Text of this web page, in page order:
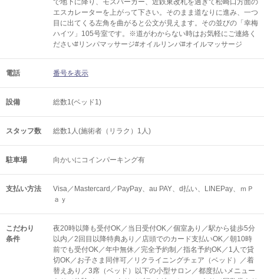
で地下に降り、モスバーガー、近鉄東改札を過ぎて松崎口方面の
エスカレーターを上がって下さい。そのまま道なりに進み、一つ
目に出てくる左角を曲がると公文が見えます。その並びの「幸梅
ハイツ」105号室です。※道がわからない時はお気軽にご連絡く
ださい#リンパマッサージ#オイルリンパ#オイルマッサージ
電話 番号を表示
設備 総数1(ベッド1)
スタッフ数 総数1人(施術者（リラク）1人)
駐車場 向かいにコインパーキング有
支払い方法
Visa／Mastercard／PayPay、au PAY、d払い、LINEPay、ｍＰ
ａｙ
こだわり
条件
夜20時以降も受付OK／当日受付OK／個室あり／駅から徒歩5分
以内／2回目以降特典あり／店頭でのカード支払いOK／朝10時
前でも受付OK／年中無休／完全予約制／指名予約OK／1人で貸
切OK／お子さま同伴可／リクライニングチェア（ベッド）／着
替えあり／3席（ベッド）以下の小型サロン／都度払いメニュー